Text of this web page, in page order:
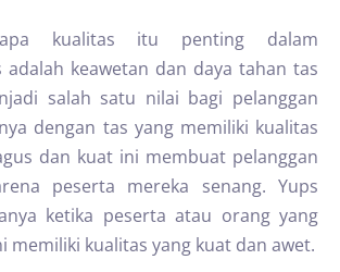
kualitas itu penting dalam
adalah keawetan dan daya tahan tas
salah satu nilai bagi pelanggan
dengan tas yang memiliki kualitas
dan kuat ini membuat pelanggan
peserta mereka senang. Yups
ketika peserta atau orang yang
memiliki kualitas yang kuat dan awet.